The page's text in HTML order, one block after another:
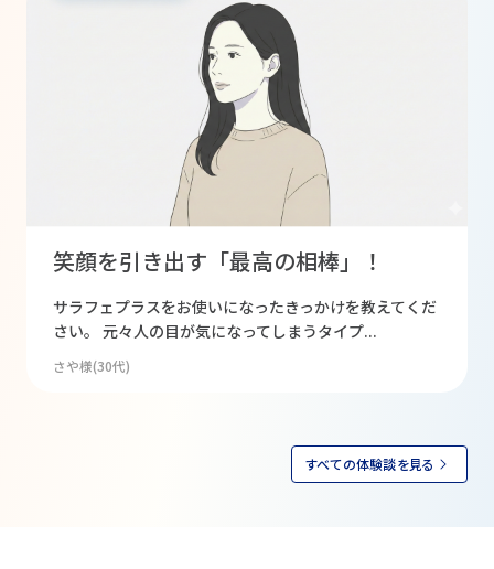
笑顔を引き出す「最高の相棒」！
サラフェプラスをお使いになったきっかけを教えてくだ
さい。 元々人の目が気になってしまうタイプ...
さや様(30代)
すべての体験談を見る